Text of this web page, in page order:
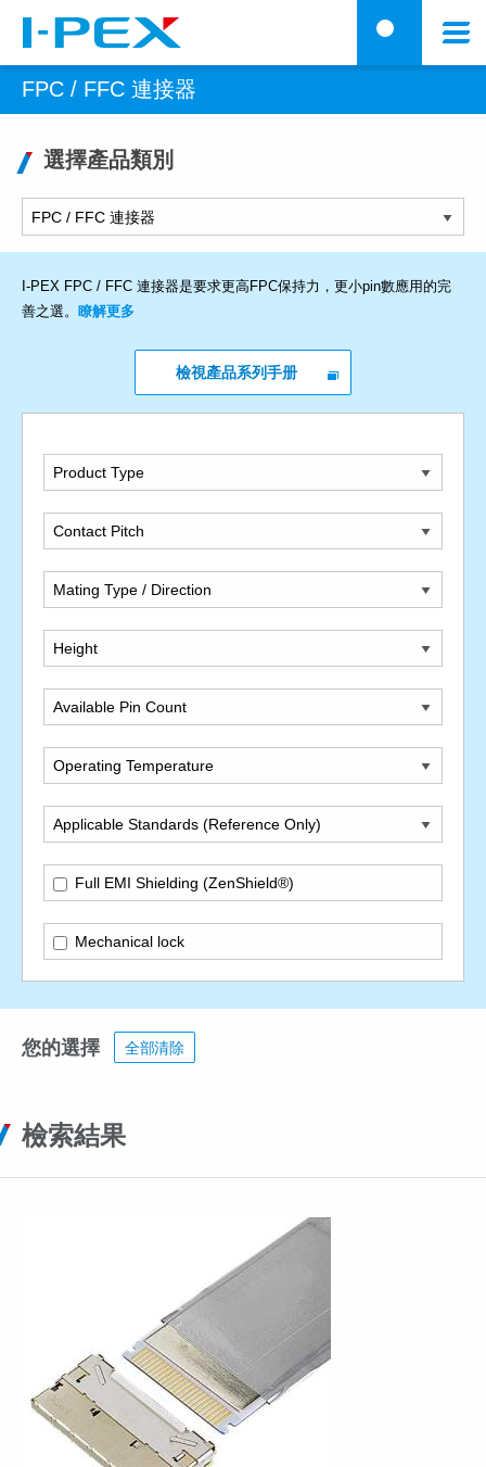
搜索
FPC / FFC 連接器
選擇產品類別
I-PEX FPC / FFC 連接器是要求更高FPC保持力，更小pin數應用的完
善之選。 瞭解更多
檢視產品系列手册
Product Type
Contact Pitch
Mating Type / Direction
Height
Available Pin Count
Operating Temperature
Applicable Standards (Reference Only)
Full EMI Shielding (ZenShield®)
Mechanical lock
您的選擇 全部清除
檢索結果